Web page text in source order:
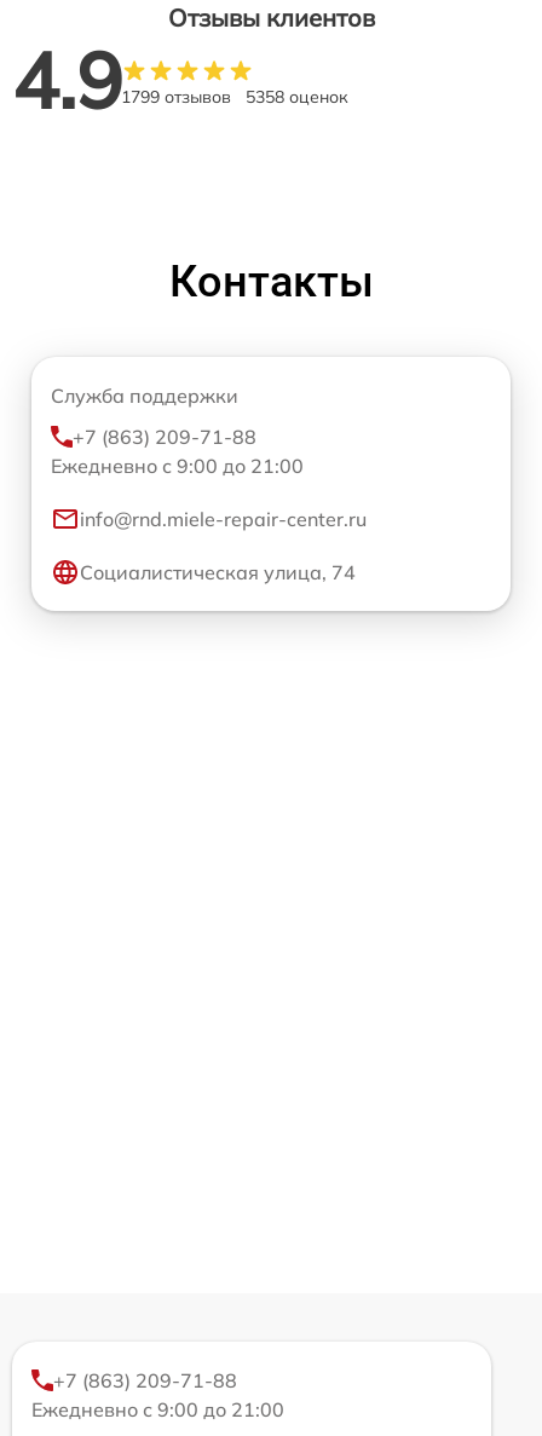
Отзывы клиентов
4.91799 отзывов 5358 оценок
Контакты
Служба поддержки
+7 (863) 209-71-88
Ежедневно с 9:00 до 21:00
info@rnd.miele-repair-center.ru
Социалистическая улица, 74
+7 (863) 209-71-88
Ежедневно с 9:00 до 21:00